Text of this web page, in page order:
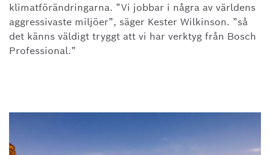
klimatförändringarna. ”Vi jobbar i några av världens
aggressivaste miljöer”, säger Kester Wilkinson. ”så
det känns väldigt tryggt att vi har verktyg från Bosch
Professional.”